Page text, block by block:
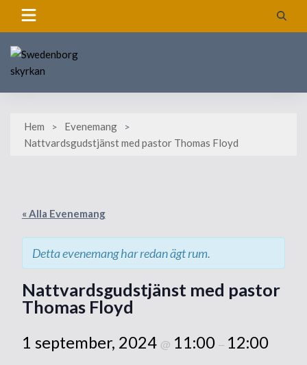
Hem
Evenemang
Nattvardsgudstjänst med pastor Thomas Floyd
« Alla Evenemang
Detta evenemang har redan ägt rum.
Nattvardsgudstjänst med pastor
Thomas Floyd
1 september, 2024 @ 11:00 – 12:00